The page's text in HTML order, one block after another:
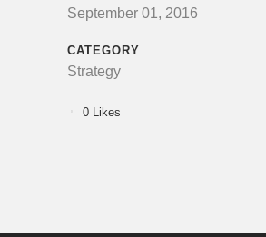
September 01, 2016
CATEGORY
Strategy
0 Likes